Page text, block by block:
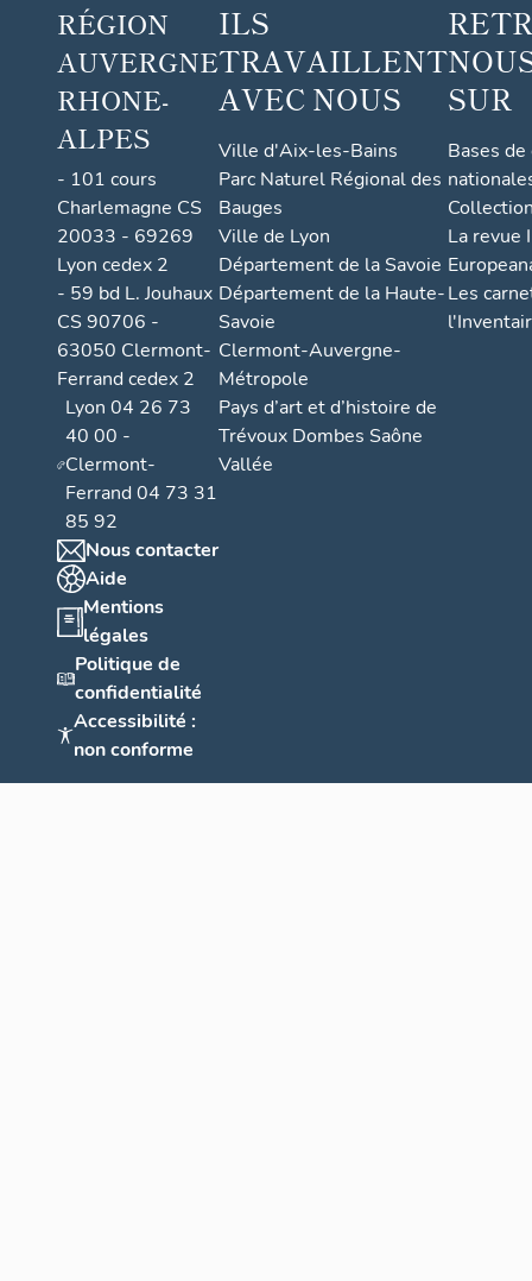
RÉGION
AUVERGNE
RHONE-
ALPES
- 101 cours
Charlemagne CS
20033 - 69269
Lyon cedex 2
- 59 bd L. Jouhaux
CS 90706 -
63050 Clermont-
Ferrand cedex 2
Lyon 04 26 73
40 00 -
Clermont-
Ferrand 04 73 31
85 92
Nous contacter
Aide
Mentions
légales
Politique de
confidentialité
Accessibilité :
non conforme
ILS
TRAVAILLENT
AVEC NOUS
Ville d'Aix-les-Bains
Parc Naturel Régional des
Bauges
Ville de Lyon
Département de la Savoie
Département de la Haute-
Savoie
Clermont-Auvergne-
Métropole
Pays d’art et d’histoire de
Trévoux Dombes Saône
Vallée
SUR
Bases
La revue
Les